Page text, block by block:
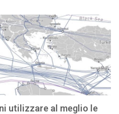
utilizzare al meglio le